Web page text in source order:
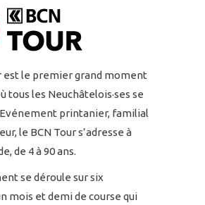
est le premier grand moment
tous les Neuchâtelois·ses se
printanier, familial
le BCN Tour s’adresse à
de 4 à 90 ans.
se déroule sur six
mois et demi de course qui